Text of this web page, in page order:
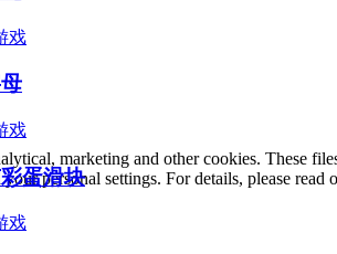
蛋滑块
marketing and other cookies. These
personal settings. For details, please read